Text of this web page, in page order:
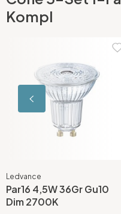
Kompl
Ledvance
Par16 4,5W 36Gr Gu10
Dim 2700K